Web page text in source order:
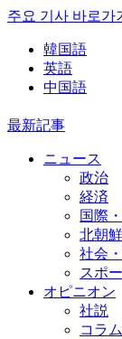
주요 기사 바로가
韓国語
英語
中国語
最新記事
ニュース
政治
経済
国際
北朝鮮
社会
スポ
オピニオン
社説
コラム